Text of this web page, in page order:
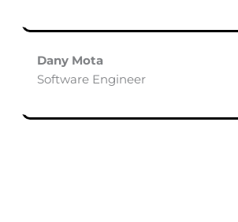
Dany Mota
Software Engineer